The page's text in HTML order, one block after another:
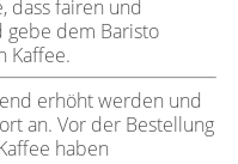
dass fairen und
gebe dem Baristo
Kaffee.
erhöht werden und
an. Vor der Bestellung
haben